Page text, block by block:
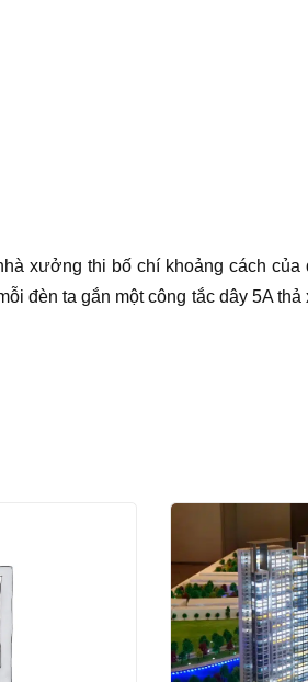
xưởng thi bố chí khoảng cách
đèn ta gắn một công tắc dây 5A